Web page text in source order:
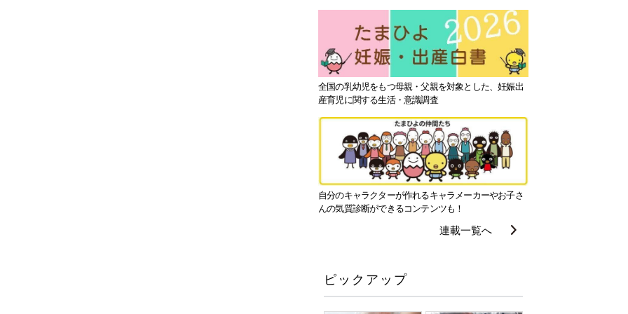
全国の乳幼児をもつ母親・父親を対象とした、妊娠出
産育児に関する生活・意識調査
自分のキャラクターが作れるキャラメーカーやお子さ
んの気質診断ができるコンテンツも！
連載一覧へ
ピックアップ